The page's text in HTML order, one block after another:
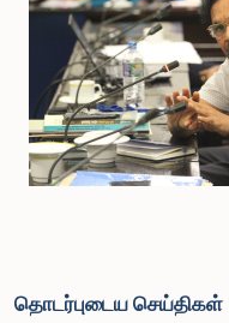
தொடர்புடைய செய்திகள்